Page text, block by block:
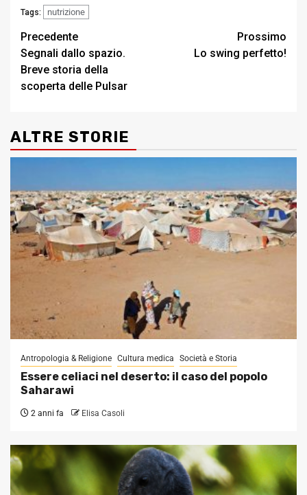
Tags: nutrizione
Post
navigation
Precedente
Segnali dallo spazio.
Breve storia della
scoperta delle Pulsar
Prossimo
Lo swing perfetto!
ALTRE STORIE
Antropologia & Religione Cultura medica Società e Storia
Essere celiaci nel deserto: il caso del popolo
Saharawi
2 anni fa Elisa Casoli